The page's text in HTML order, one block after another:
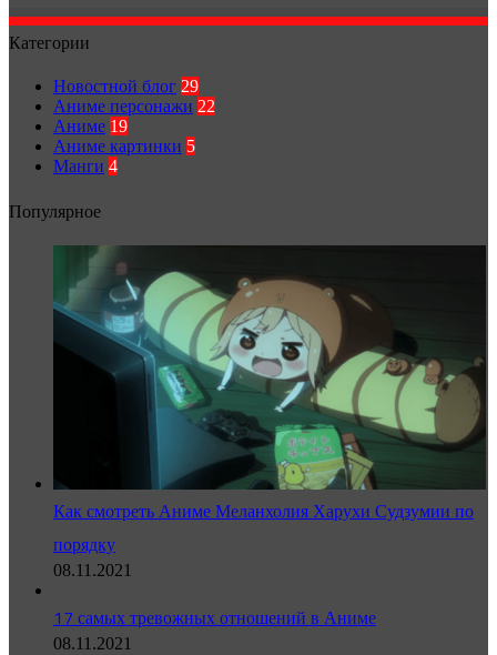
Категории
Новостной блог 29
Аниме персонажи 22
Аниме 19
Аниме картинки 5
Манги 4
Популярное
Как смотреть Аниме Меланхолия Харухи Судзумии по
порядку
08.11.2021
17 самых тревожных отношений в Аниме
08.11.2021